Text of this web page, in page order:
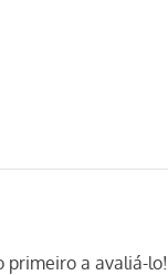
primeiro a avaliá-lo!